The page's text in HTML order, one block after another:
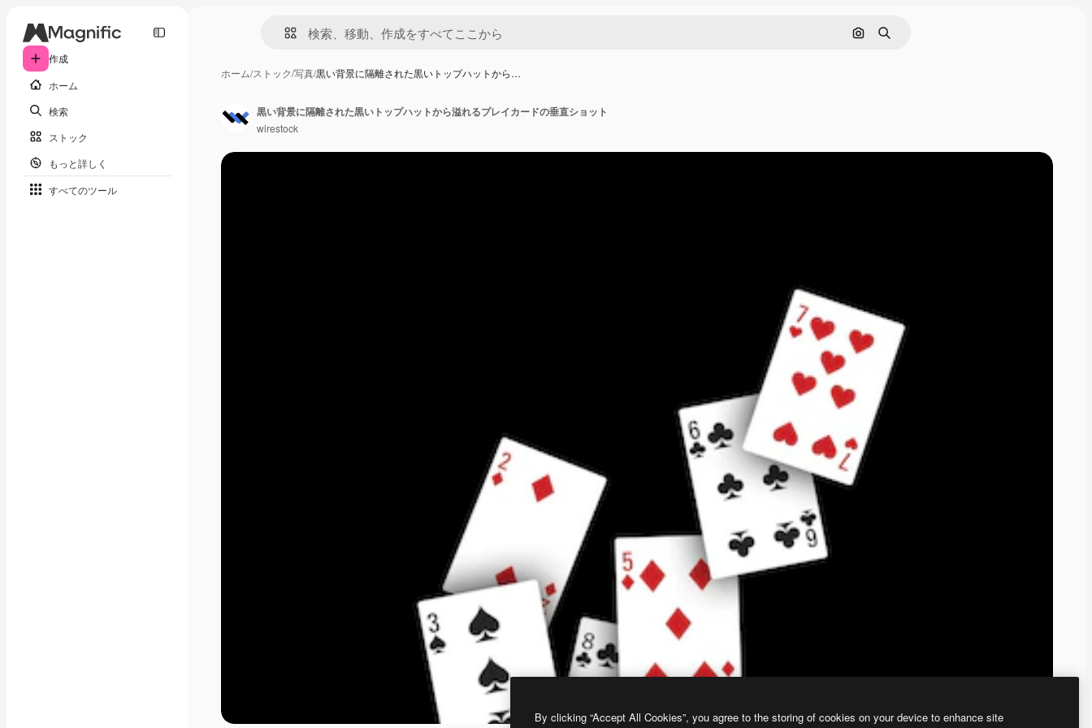
作成
ホーム
検索
ストック
もっと詳しく
すべてのツール
画像で検索
検索
ホーム/ストック/写真/黒い背景に隔離された黒いトップハットから…
黒い背景に隔離された黒いトップハットから溢れるプレイカードの垂直ショット
wirestock
By clicking “Accept All Cookies”, you agree to the storing of cookies on your device to enhance site